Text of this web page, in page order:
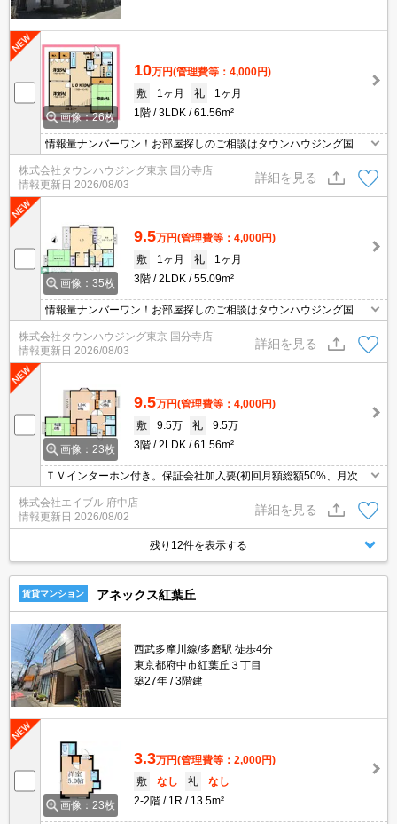
画像：26枚
10万円(管理費等：4,000円)
敷
1ヶ月 礼
1ヶ月
1階
3LDK 61.56m²
情報量ナンバーワン！お部屋探しのご相談はタウンハウジング国分
寺店にお任せを！
株式会社タウンハウジング東京 国分寺店
情報更新日 2026/08/03
詳細を見る
画像：35枚
9.5万円(管理費等：4,000円)
敷
1ヶ月 礼
1ヶ月
3階
2LDK 55.09m²
情報量ナンバーワン！お部屋探しのご相談はタウンハウジング国分
寺店にお任せを！
株式会社タウンハウジング東京 国分寺店
情報更新日 2026/08/03
詳細を見る
画像：23枚
9.5万円(管理費等：4,000円)
敷
9.5万 礼
9.5万
3階
2LDK 61.56m²
ＴＶインターホン付き。保証会社加入要(初回月額総額50%、月次月
額総額1%)。温水洗浄便座付き。クローゼット付。システムキッチ
ン。エアコン付き。室内洗濯機置場。フローリング。ダウンライト
付。
株式会社エイブル 府中店
情報更新日 2026/08/02
詳細を見る
残り12件を表示する
賃貸マンション アネックス紅葉丘
西武多摩川線/多磨駅 徒歩4分
東京都府中市紅葉丘３丁目
築27年
3階建
画像：23枚
3.3万円(管理費等：2,000円)
敷
なし 礼
なし
2-2階
1R 13.5m²